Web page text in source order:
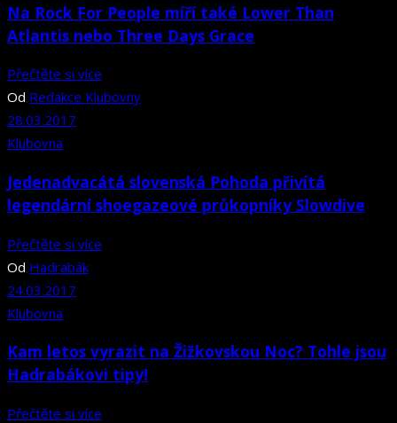
Na Rock For People míří také Lower Than
Atlantis nebo Three Days Grace
Přečtěte si více
Od Redakce Klubovny
28.03.2017
Klubovna
Jedenadvacátá slovenská Pohoda přivítá
legendární shoegazeové průkopníky Slowdive
Přečtěte si více
Od Hadrabák
24.03.2017
Klubovna
Kam letos vyrazit na Žižkovskou Noc? Tohle jsou
Hadrabákovi tipy!
Přečtěte si více